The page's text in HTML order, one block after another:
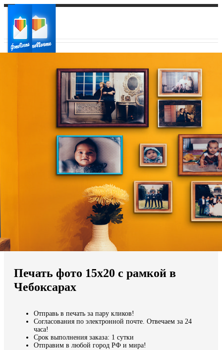
Ваш регион доставки
Выберите из списка:
Мы доставляем по всему миру
Продолжить без города
Печать фото 15х20 с рамкой в
Чебоксарах
Отправь в печать за пару кликов!
Согласования по электронной почте. Отвечаем за 24
часа!
Срок выполнения заказа: 1 сутки
Отправим в любой город РФ и мира!